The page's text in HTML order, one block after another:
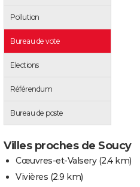
Pollution
Bureau de vote
Elections
Référendum
Bureau de poste
Villes proches de Soucy
Cœuvres-et-Valsery (2.4 km)
Vivières (2.9 km)